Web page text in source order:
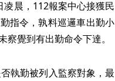
晨，112報案中心接獲民
指令，孰料巡邏車出勤小
覺到有出勤命令下達。
執勤被列入監察對象，最